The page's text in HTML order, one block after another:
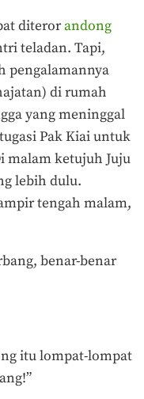
diterorandong
teladan. Tapi,
pengalamannya
di rumah
yang meninggal
Pak Kiai untuk
malam ketujuh Juju
lebih dulu.
tengah malam,
benar-benar
itu lompat-lompat